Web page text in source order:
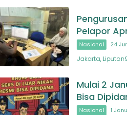
Pelapor
Nasional 24
Jakarta,
Mulai 2
Bisa
Nasional 1